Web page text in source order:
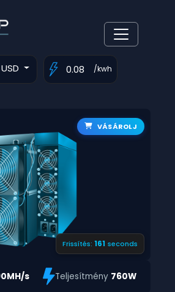
USD /kwh
VÁSÁROLJ
Frissítés: 160 seconds
s Teljesítmény 760W